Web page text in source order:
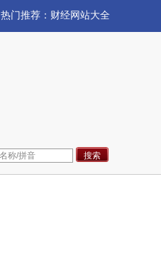
热门推荐： 财经网站大全